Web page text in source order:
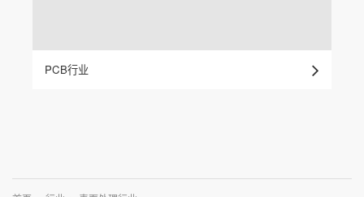
PCB行业